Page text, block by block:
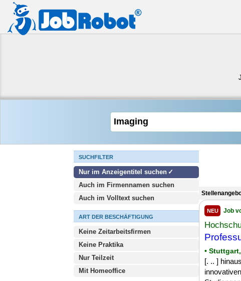
SUCHFILTER
Nur im Anzeigentitel suchen
Auch im Firmennamen suchen
Auch im Volltext suchen
ART DER BESCHÄFTIGUNG
Keine Zeitarbeitsfirmen
Keine Praktika
Nur Teilzeit
Mit Homeoffice
NEU Job
•
[. .. ]